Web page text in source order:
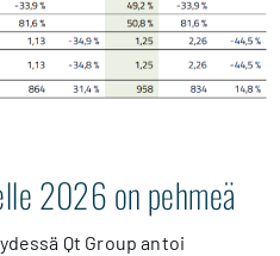
2026 on pehmeä
Qt Group antoi